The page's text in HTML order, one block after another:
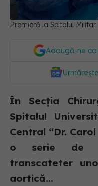
Premieră la Spitalul
Adaugă-ne
În Secția
Spitalul
Central “Dr.
o serie de
transcateter
aortică...